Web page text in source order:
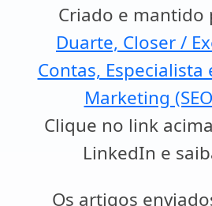
Criado e mantido
Duarte, Closer /
Contas, Especialista
Marketing
Clique no link
LinkedIn e
Os artigos